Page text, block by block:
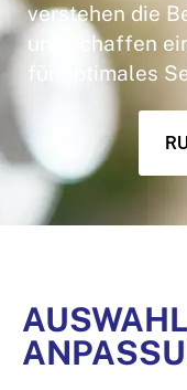
verstehen die
und schaffen
für optimales